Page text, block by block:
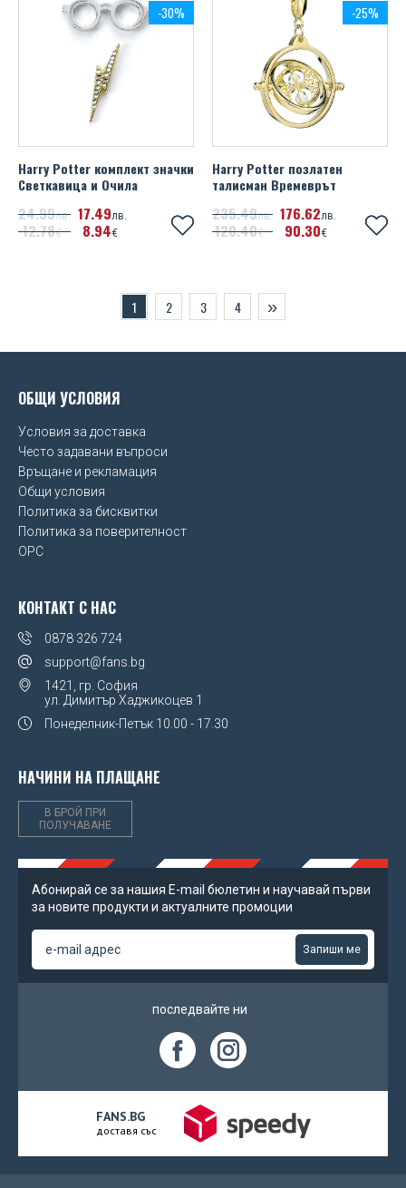
-30%
Harry Potter комплект значки
Светкавица и Очила
2499лв.
1278€
17 49лв.
8 94€
-25%
Harry Potter позлатен
талисман Времеврът
23549лв.
12040€
176 62лв.
90 30€
1 2 3 4 »
ОБЩИ УСЛОВИЯ
Условия за доставка
Често задавани въпроси
Връщане и рекламация
Общи условия
Политика за бисквитки
Политика за поверителност
OPC
НАЧИНИ НА ПЛАЩАНЕ
В БРОЙ ПРИ
ПОЛУЧАВАНЕ
КОНТАКТ С НАС
0878 326 724
support@fans.bg
1421, гр. София
ул. Димитър Хаджикоцев 1
Понеделник-Петък 10.00 - 17.30
Абонирай се за нашия Е-mail бюлетин и научавай първи
за новите продукти и актуалните промоции
Запиши ме
последвайте ни
FANS.BG
доставя със